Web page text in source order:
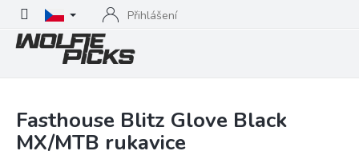
Přihlášení
Fasthouse Blitz Glove Black
MX/MTB rukavice